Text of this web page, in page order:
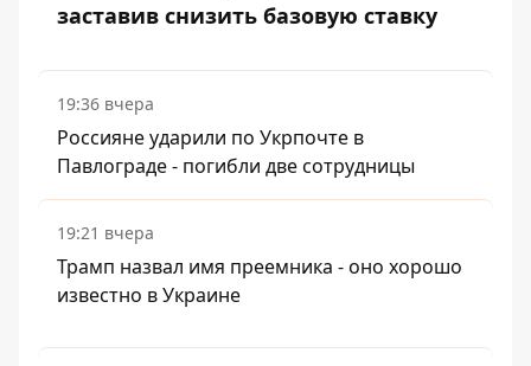
заставив снизить базовую ставку
19:36 вчера
Россияне ударили по Укрпочте в
Павлограде - погибли две сотрудницы
19:21 вчера
Трамп назвал имя преемника - оно хорошо
известно в Украине